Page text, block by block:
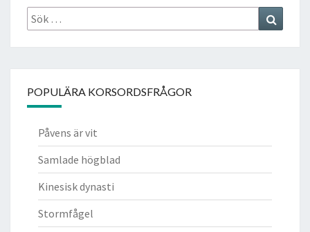
Sök
efter:
POPULÄRA KORSORDSFRÅGOR
Påvens är vit
Samlade högblad
Kinesisk dynasti
Stormfågel